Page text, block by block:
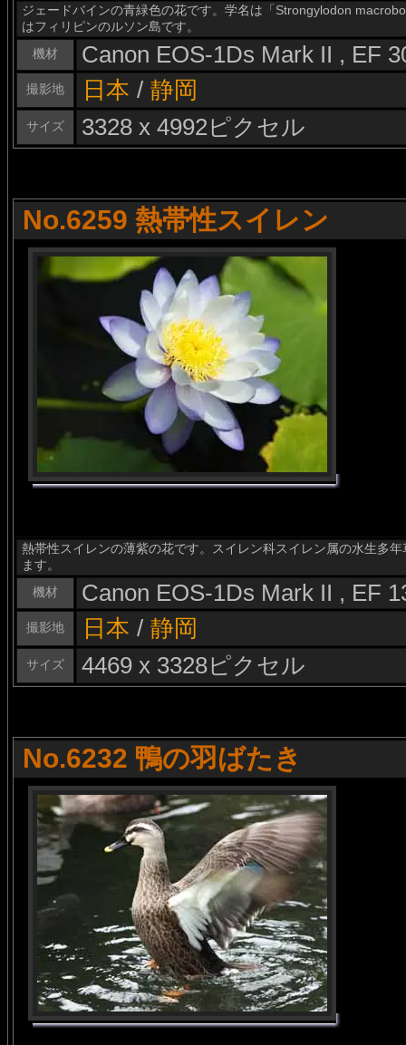
ジェードバインの青緑色の花です。学名は「Strongylodon
はフィリピンのルソン島です。
機材
Canon EOS-1Ds Mark II , EF
撮影地 日本 / 静岡
サイズ 3328 x 4992ピクセル
No.6259 熱帯性スイレン
熱帯性スイレンの薄紫の花です。スイレン科スイレン属の水生多
ます。
機材
Canon EOS-1Ds Mark II , EF
撮影地 日本 / 静岡
サイズ 4469 x 3328ピクセル
No.6232 鴨の羽ばたき